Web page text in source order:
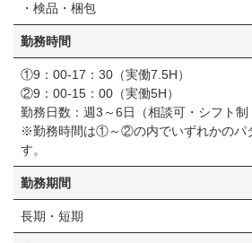
・検品・梱包
勤務時間
①9：00-17：30（実働7.5H）
②9：00-15：00（実働5H）
勤務日数：週3～6日（相談可・シフト制
※勤務時間は①～②の内でいずれかのパ
す。
勤務期間
長期・短期